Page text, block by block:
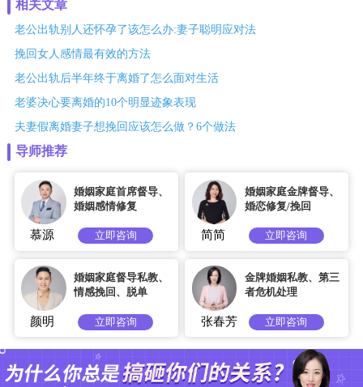
相关文章
老公出轨别人还怀孕了该怎么办:妻子聪明应对法
挽回女人感情最有效的方法
老公出轨后半年终于离婚了怎么面对生活
老婆决心要离婚的10个明显迹象表现
夫妻假离婚妻子想挽回应该怎么做？6个做法
导师推荐
婚姻家庭首席督导、
婚姻感情修复
慕源 立即咨询
婚姻家庭金牌督导、
婚恋修复/挽回
简简 立即咨询
婚姻家庭督导私教、
情感挽回、脱单
颜明 立即咨询
金牌婚姻私教、第三
者危机处理
张春芳 立即咨询